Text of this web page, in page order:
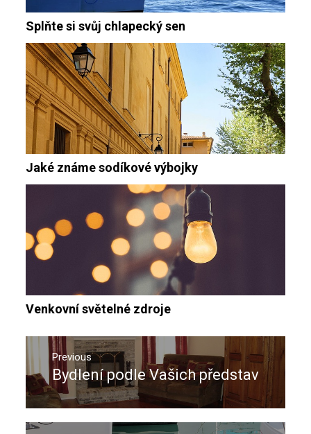
Splňte si svůj chlapecký sen
Jaké známe sodíkové výbojky
Venkovní světelné zdroje
Navigace
pro
příspěvek
Previous
Previous
post:
Bydlení podle Vašich představ